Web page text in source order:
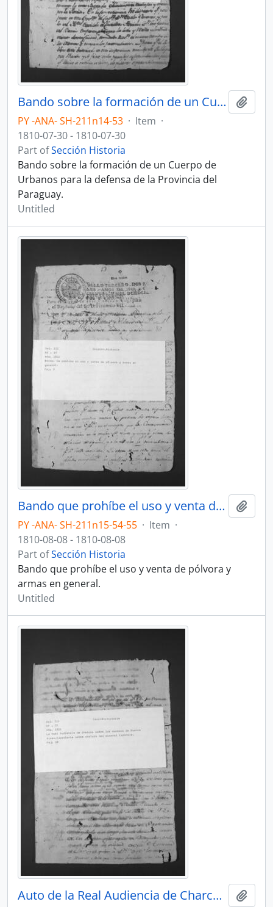
Bando sobre la formación de un Cuerpo de Urbanos para la defensa de la Provincia del Paraguay.
PY -ANA- SH-211n14-53 · Item ·
1810-07-30 - 1810-07-30
Part ofSección Historia
Bando sobre la formación de un Cuerpo de
Urbanos para la defensa de la Provincia del
Paraguay.
Untitled
Bando que prohíbe el uso y venta de pólvora y armas en general.
PY -ANA- SH-211n15-54-55 · Item ·
1810-08-08 - 1810-08-08
Part ofSección Historia
Bando que prohíbe el uso y venta de pólvora y
armas en general.
Untitled
Auto de la Real Audiencia de Charcas sobre los sucesos de Buenos Aires.